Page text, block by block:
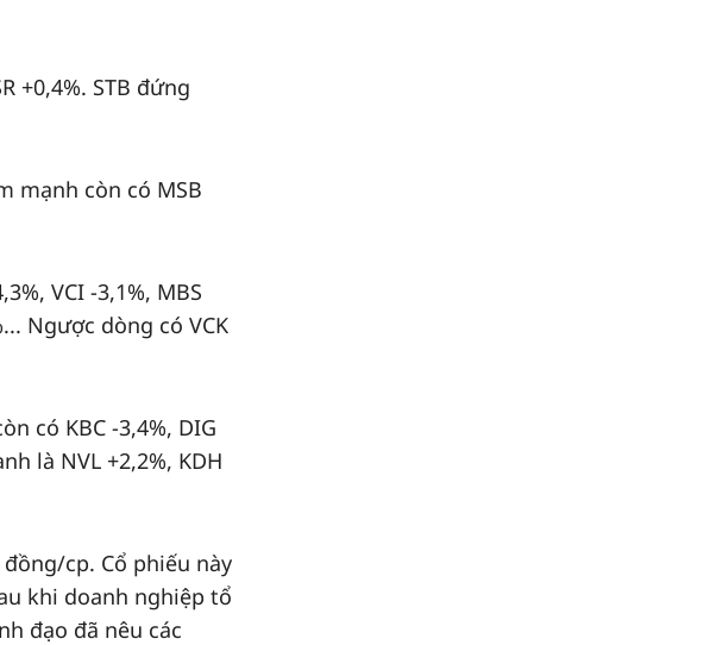
+0,4%. STB đứng
mạnh còn có MSB
VCI -3,1%, MBS
Ngược dòng có VCK
có KBC -3,4%, DIG
là NVL +2,2%, KDH
cp. Cổ phiếu này
khi doanh nghiệp tổ
đạo đã nêu các